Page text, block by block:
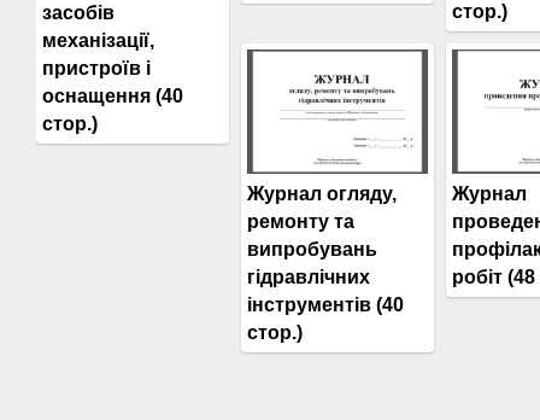
засобів
механізації,
пристроїв і
оснащення (40
стор.)
стор.)
Журнал огляду,
ремонту та
випробувань
гідравлічних
інструментів (40
стор.)
Журнал
робіт